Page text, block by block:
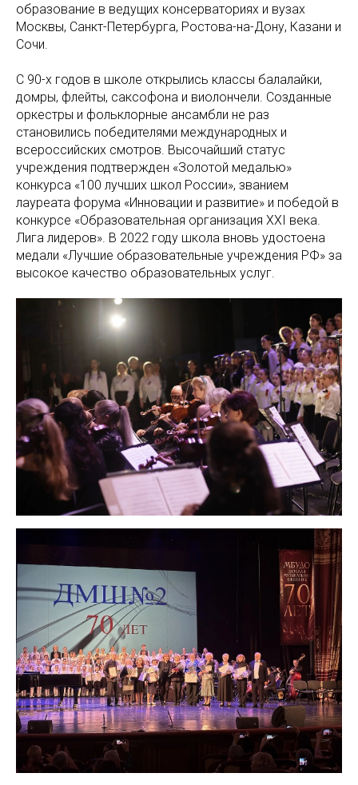
образование в ведущих консерваториях и вузах
Москвы, Санкт-Петербурга, Ростова-на-Дону, Казани и
Сочи.
С 90-х годов в школе открылись классы балалайки,
домры, флейты, саксофона и виолончели. Созданные
оркестры и фольклорные ансамбли не раз
становились победителями международных и
всероссийских смотров. Высочайший статус
учреждения подтвержден «Золотой медалью»
конкурса «100 лучших школ России», званием
лауреата форума «Инновации и развитие» и победой в
конкурсе «Образовательная организация XXI века.
Лига лидеров». В 2022 году школа вновь удостоена
медали «Лучшие образовательные учреждения РФ» за
высокое качество образовательных услуг.